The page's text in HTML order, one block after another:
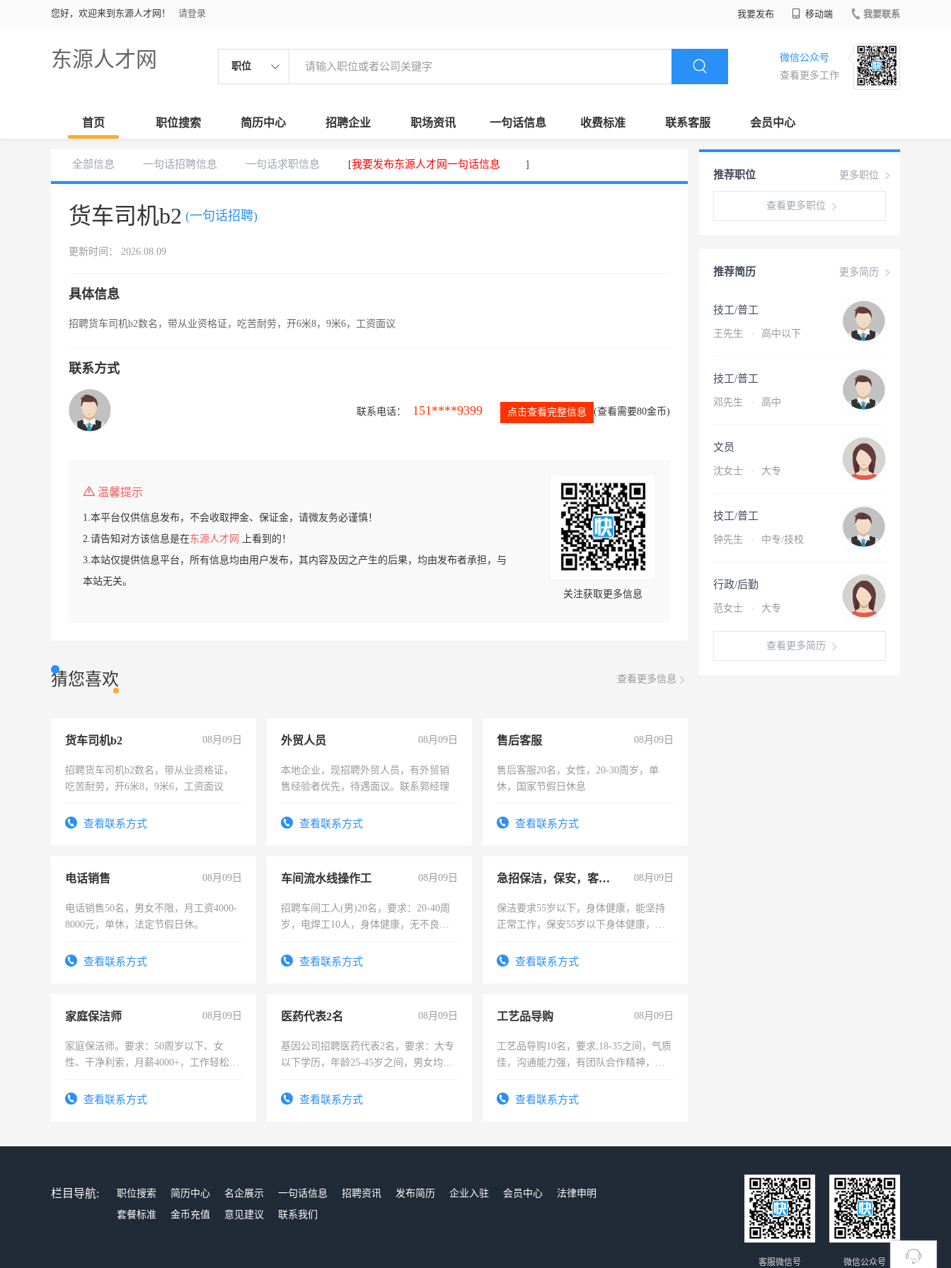
您好，欢迎来到东源人才网！ 请登录 我要发布 移动端 我要联系
东源人才网 职位
微信公众号
查看更多工作
首页 职位搜索 简历中心 招聘企业 职场资讯 一句话信息 收费标准 联系客服 会员中心
全部信息 一句话招聘信息 一句话求职信息 [我要发布东源人才网一句话信息 ]
货车司机b2 (一句话招聘)
更新时间： 2026.08.09
具体信息
招聘货车司机b2数名，带从业资格证，吃苦耐劳，开6米8，9米6，工资面议
联系方式
联系电话： 151****9399 点击查看完整信息 (查看需要80金币)
温馨提示
1.本平台仅供信息发布，不会收取押金、保证金，请微友务必谨慎！
2.请告知对方该信息是在东源人才网
上看到的！
3.本站仅提供信息平台，所有信息均由用户发布，其内容及因之产生的后果，均由发布者承担，与
本站无关。
关注获取更多信息
猜您喜欢 查看更多信息
货车司机b2 08月09日
招聘货车司机b2数名，带从业资格证，
吃苦耐劳，开6米8，9米6，工资面议
查看联系方式
外贸人员 08月09日
本地企业，现招聘外贸人员，有外贸销
售经验者优先，待遇面议。联系郭经理
查看联系方式
售后客服 08月09日
售后客服20名，女性，20-30周岁，单
休，国家节假日休息
查看联系方式
电话销售 08月09日
电话销售50名，男女不限，月工资4000-
8000元，单休，法定节假日休。
查看联系方式
车间流水线操作工 08月09日
招聘车间工人(男)20名，要求：20-40周
岁，电焊工10人，身体健康，无不良嗜
宿，免费发放劳保用品，两班倒，每月
查看联系方式
急招保洁，保安，客服，工程 08月09日
保洁要求55岁以下，身体健康，能坚持
正常工作，保安55岁以下身体健康，有
录，客服要求45岁以下高中以上文化，
查看联系方式
家庭保洁师 08月09日
家庭保洁师。要求：50周岁以下、女
性、干净利索，月薪4000+，工作轻松，
太太等。查看联系方式
医药代表2名 08月09日
基因公司招聘医药代表2名，要求：大专
以下学历，年龄25-45岁之间，男女均
表或者有医学资质的优先，底薪+绩效，
查看联系方式
工艺品导购 08月09日
工艺品导购10名，要求;18-35之间，气质
佳，沟通能力强，有团队合作精神，有
查看联系方式
更多职位
推荐职位
查看更多职位
更多简历
推荐简历
技工/普工
王先生 · 高中以下
技工/普工
邓先生 · 高中
文员
沈女士 · 大专
技工/普工
钟先生 · 中专/技校
行政/后勤
范女士 · 大专
查看更多简历
栏目导航: 职位搜索 简历中心 名企展示 一句话信息 招聘资讯 发布简历 企业入驻 会员中心
法律申明
套餐标准
金币充值 意见建议 联系我们
微信公众号
客服微信号